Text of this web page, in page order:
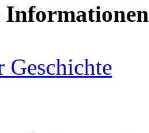
Informationen
Geschichte